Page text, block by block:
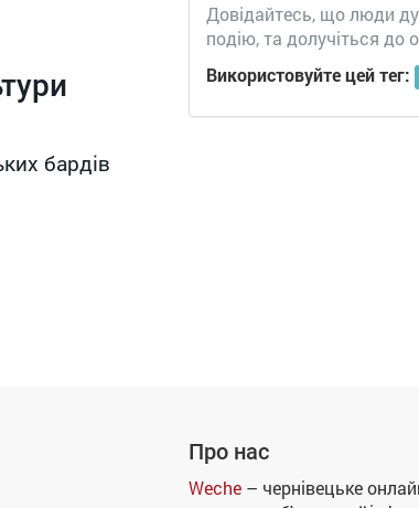
бардів
Довідайтесь, що люди
подію, та долучіться до
Використовуйте цей тег:
Про нас
Weche – чернівецьке